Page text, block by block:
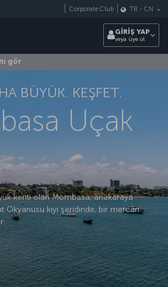
Corporate Club TR - CN
GİRİŞ YAP
veya üye ol
gör
BÜYÜK. KEŞFET.
Uçak
kenti olan Mombasa, anakaraya
Okyanusu kıyı şeridinde, bir mercan